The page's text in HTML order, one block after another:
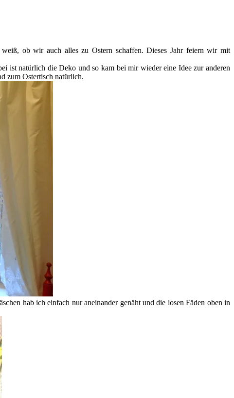
ob wir auch alles zu Ostern schaffen. Dieses Jahr feiern wir mit
ist natürlich die Deko und so kam bei mir wieder eine Idee zur anderen
zum Ostertisch natürlich.
hab ich einfach nur aneinander genäht und die losen Fäden oben in